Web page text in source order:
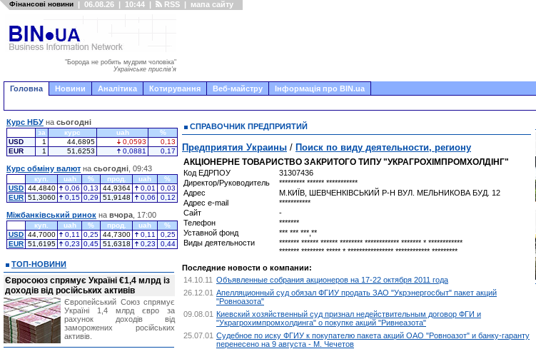
Фінансові новини | 06.08.26 | 10:44 | RSS | мапа сайту
"Борода не робить мудрим чоловіка"
Українське прислів'я
Головна Новини Аналітика Котирування Веб-майстру Інформація про BIN.ua
СПРАВОЧНИК ПРЕДПРИЯТИЙ
Предприятия Украины / Поиск по виду деятельности, региону
АКЦІОНЕРНЕ ТОВАРИСТВО ЗАКРИТОГО ТИПУ "УКРАГРОХІМПРОМХОЛДІНГ"
Код ЕДРПОУ
31307436
Директор/Руководитель
********* ****** ***********
Адрес
М.КИЇВ, ШЕВЧЕНКІВСЬКИЙ Р-Н ВУЛ. МЕЛЬНИКОВА БУД. 12
Адрес e-mail
***********
Сайт
-
Телефон
*******
Уставной фонд
*** *** ***,**
Виды деятельности
******* ****** ****** ******** ************ ******* * ************
******* ******** ***** * **************** ************ *********
Последние новости о компании:
14.10.11 Объявленные собрания акционеров на 17-22 октября 2011 года
26.12.01 Апелляционный суд обязал ФГИУ продать ЗАО "Укрэнергосбыт" пакет акций
"Ровноазота"
09.08.01 Киевский хозяйственный суд признал недействительным договор ФГИ и
"Украгрохимпромхолдинга" о покупке акций "Ривнеазота"
25.07.01 Судебное по иску ФГИУ к покупателю пакета акций ОАО "Ровноазот" и банку-гаранту
перенесено на 9 августа - М. Чечетов
Курс НБУ на сьогодні
за курс uah
%
USD
1 44,6895 0,0593
0,13
EUR
1 51,6253 0,0881 0,17
Курс обміну валют на сьогодні , 09:43
куп. uah % прод. uah
%
USD 44,4840 0,06 0,13 44,9364 0,01
0,03
EUR 51,3060 0,15 0,29 51,9148 0,06 0,12
Міжбанківський ринок на вчора , 17:00
куп. uah % прод. uah
%
USD 44,7000 0,11 0,25 44,7300 0,11
0,25
EUR 51,6195 0,23 0,45 51,6318 0,23 0,44
ТОП-НОВИНИ
Євросоюз спрямує Україні €1,4 млрд із
доходів від російських активів
Європейський Союз спрямує
Україні 1,4 млрд євро за
рахунок доходів від
заморожених російських
активів.